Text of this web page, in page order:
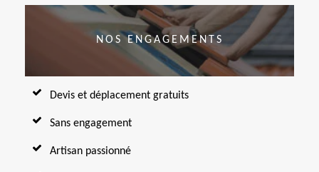
NOS ENGAGEMENTS
Devis et déplacement gratuits
Sans engagement
Artisan passionné